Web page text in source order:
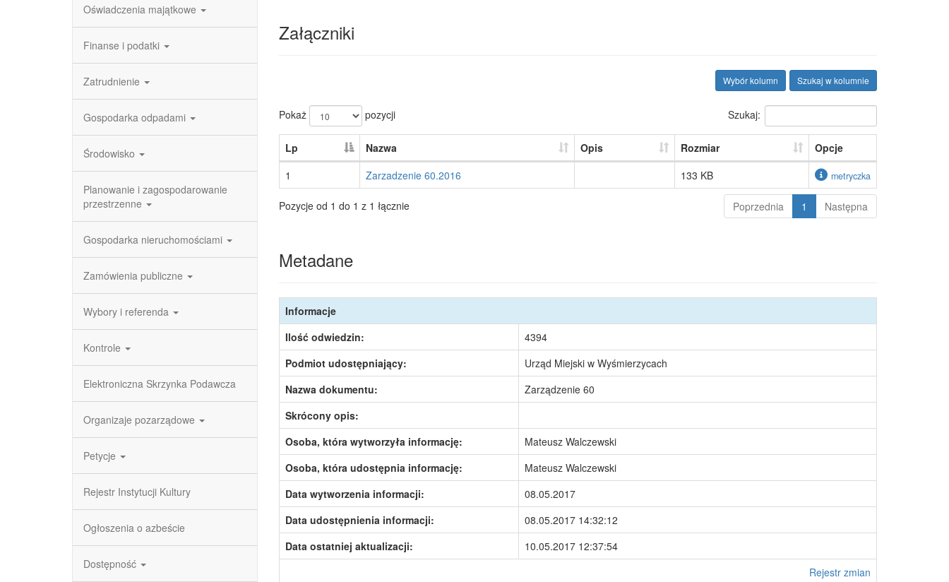
Oświadczenia majątkowe
Finanse i podatki
Zatrudnienie
Gospodarka odpadami
Środowisko
Planowanie i zagospodarowanie
przestrzenne
Gospodarka nieruchomościami
Zamówienia publiczne
Wybory i referenda
Kontrole
Elektroniczna Skrzynka Podawcza
Organizaje pozarządowe
Petycje
Rejestr Instytucji Kultury
Ogłoszenia o azbeście
Dostępność
Załączniki
Szukaj w kolumnie
Wybór kolumn
Pokaż pozycji Szukaj:
Lp Nazwa Opis Rozmiar
Opcje
1
Zarzadzenie 60.2016 133 KB metryczka
Pozycje od 1 do 1 z 1 łącznie Poprzednia 1 Następna
Metadane
Informacje
Ilość odwiedzin:
4394
Podmiot udostępniający:
Urząd Miejski w Wyśmierzycach
Nazwa dokumentu:
Zarządzenie 60
Skrócony opis:
Osoba, która wytworzyła informację:
Mateusz Walczewski
Osoba, która udostępnia informację:
Mateusz Walczewski
Data wytworzenia informacji:
08.05.2017
Data udostępnienia informacji:
08.05.2017 14:32:12
Data ostatniej aktualizacji:
10.05.2017 12:37:54
Rejestr zmian